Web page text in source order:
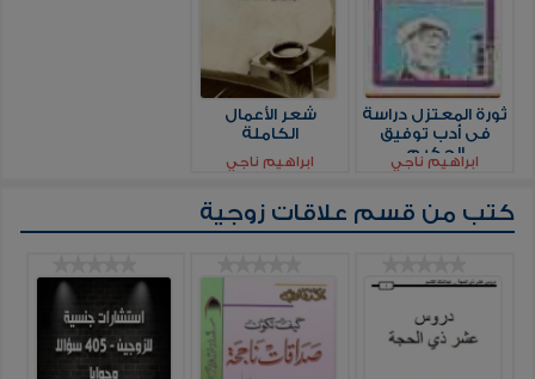
ثورة المعتزل دراسة
فى أدب توفيق
الحكيم
ابراهيم ناجي
شعر الأعمال
الكاملة
ابراهيم ناجي
كتب من قسم علاقات زوجية